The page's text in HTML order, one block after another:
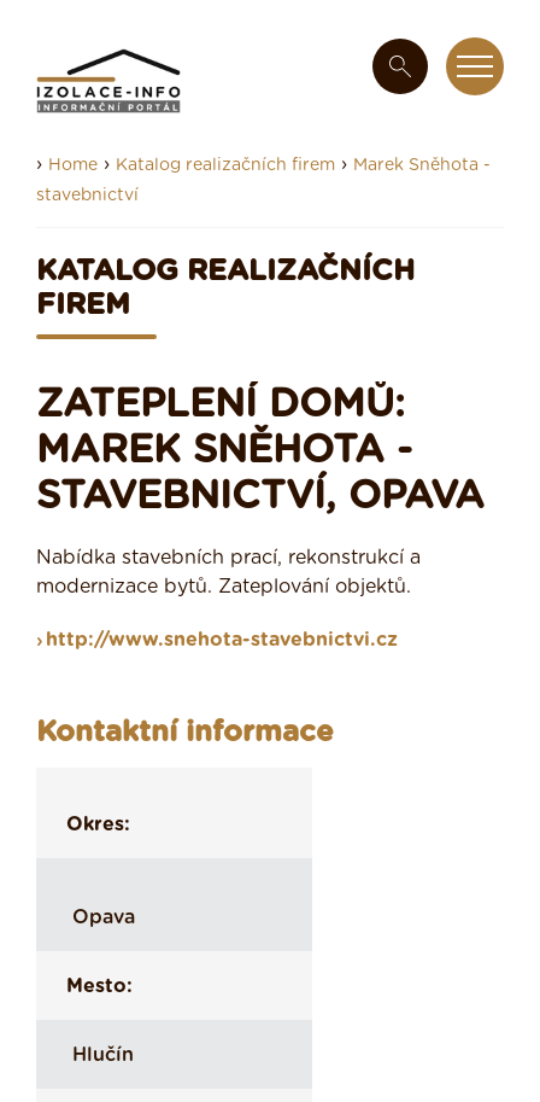
› Home › Katalog realizačních firem › Marek Sněhota -
stavebnictví
KATALOG REALIZAČNÍCH
FIREM
ZATEPLENÍ DOMŮ:
MAREK SNĚHOTA -
STAVEBNICTVÍ, OPAVA
Nabídka stavebních prací, rekonstrukcí a
modernizace bytů. Zateplování objektů.
http://www.snehota-stavebnictvi.cz
Kontaktní informace
Okres:
Opava
Mesto:
Hlučín